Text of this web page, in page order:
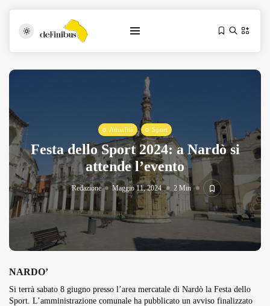
Iosonouncane A Lecce: Concerto Acustico...
Luglio 17, 2026 13 Min
Tarantarte Al Festival De Fès...
15 Min
Maggio 29, 2026
Attualità Sport
Festa dello Sport 2024: a Nardò si
attende l’evento
Redazione Maggio 11, 2024 2 Min
NARDO’
Si terrà sabato 8 giugno presso l’area mercatale di Nardò la Festa dello
Sport. L’amministrazione comunale ha pubblicato un avviso finalizzato